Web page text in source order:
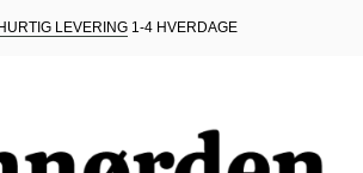
HURTIG LEVERING1-4 HVERDAGE